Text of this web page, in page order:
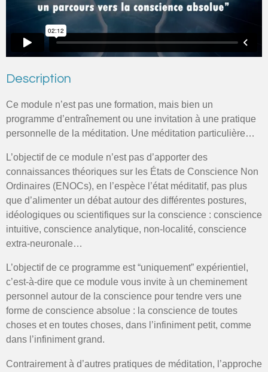
Description
Ce module n’est pas une formation, mais bien un
programme d’entraînement ou une invitation à une pratique
personnelle de la méditation. Une méditation particulière…
L’objectif de ce module n’est pas d’apporter des
connaissances théoriques sur les États de Conscience Non
Ordinaires (ENOCs), en l’espèce l’état méditatif, pas plus
que d’alimenter un débat autour des différentes postures,
idéologiques ou scientifiques sur la conscience : conscience
intuitive, conscience analytique, non-localité, conscience
extra-neuronale…
L’objectif de ce programme est “uniquement” expérientiel,
c’est-à-dire que ce module vous invite à un cheminement
personnel autour de la conscience pour tendre vers une
forme de conscience absolue : la conscience de toutes
choses et en toutes choses, dans l’infiniment petit, comme
dans l’infiniment grand.
Contrairement à d’autres pratiques de méditation, l’approche